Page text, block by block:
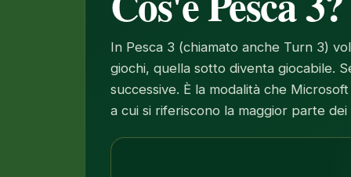
In Pesca 3 (chiamato anche Turn 3)
giochi, quella sotto diventa giocabile.
successive. È la modalità che
a cui si riferiscono la maggior parte